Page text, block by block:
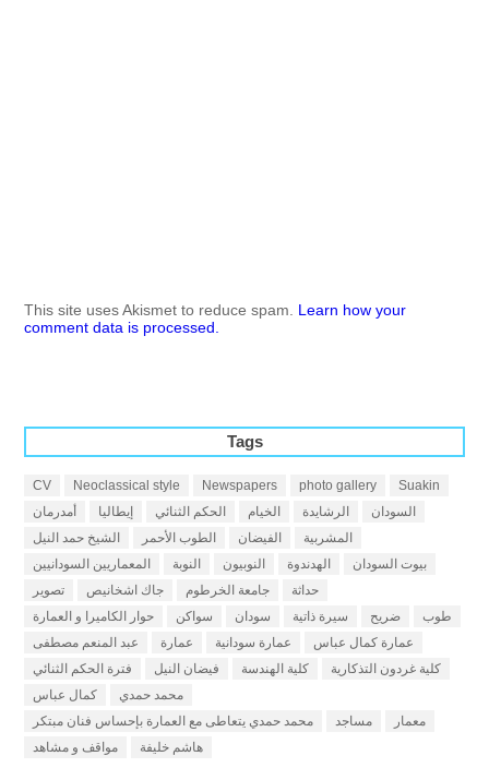
This site uses Akismet to reduce spam. Learn how your
comment data is processed.
Tags
CV Neoclassical style Newspapers photo gallery
Suakin
أمدرمان
إيطاليا الحكم الثنائي الخيام الرشايدة
السودان
الشيخ حمد النيل
الطوب الأحمر الفيضان
المشربية
المعماريين السودانيين
النوبة النوبيون الهدندوة
بيوت السودان
تصوير
جاك اشخانيص جامعة الخرطوم
حداثة
حوار الكاميرا و العمارة
سواكن سودان سيرة ذاتية ضريح
طوب
عبد المنعم مصطفى
عمارة عمارة سودانية
عمارة كمال عباس
فترة الحكم الثنائي
فيضان النيل كلية الهندسة
كلية غردون التذكارية
كمال عباس
محمد حمدي
محمد حمدي يتعاطى مع العمارة بإحساس فنان مبتكر
مساجد
معمار
مواقف و مشاهد
هاشم خليفة